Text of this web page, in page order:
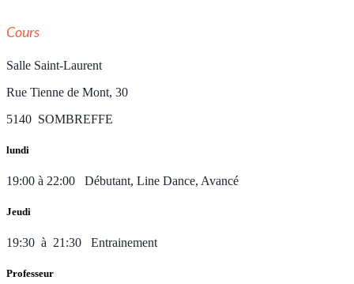
Cours
Salle Saint-Laurent
Rue Tienne de Mont, 30
5140 SOMBREFFE
lundi
19:00 à 22:00 Débutant, Line Dance, Avancé
Jeudi
19:30 à 21:30 Entrainement
Professeur